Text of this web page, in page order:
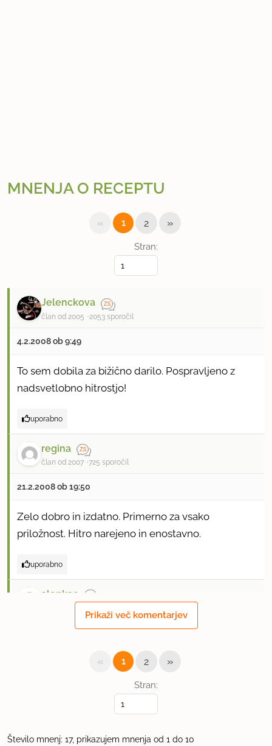
MNENJA O RECEPTU
Stran:
« 1 2 »
Jelenckova
član od 2005 2053 sporočil
4.2.2008 ob 9:49
To sem dobila za bižično darilo. Pospravljeno z
nadsvetlobno hitrostjo!
uporabno
regina
član od 2007 725 sporočil
21.2.2008 ob 19:50
Zelo dobro in izdatno. Primerno za vsako
priložnost. Hitro narejeno in enostavno.
uporabno
alenkao
23.2.2008 ob 22:12
Nisem še sama naredila, sem pa to jedla.
Fantatično, super. Ocena +5
Vilina
Prikaži več komentarjev
Stran:
« 1 2 »
Število mnenj: 17, prikazujem mnenja od 1 do 10